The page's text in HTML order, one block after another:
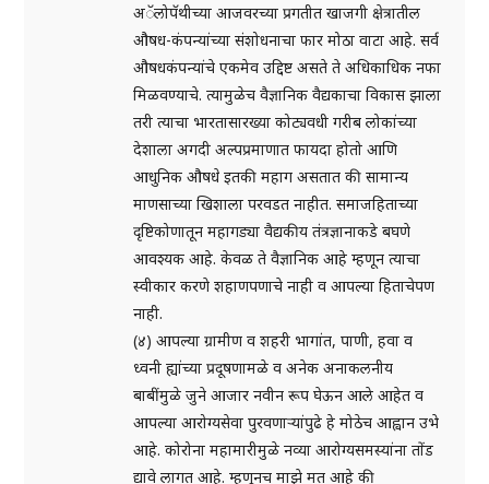
अॅलोपॅथीच्या आजवरच्या प्रगतीत खाजगी क्षेत्रातील
औषध-कंपन्यांच्या संशोधनाचा फार मोठा वाटा आहे. सर्व
औषधकंपन्यांचे एकमेव उद्दिष्ट असते ते अधिकाधिक नफा
मिळवण्याचे. त्यामुळेच वैज्ञानिक वैद्यकाचा विकास झाला
तरी त्याचा भारतासारख्या कोट्यवधी गरीब लोकांच्या
देशाला अगदी अल्पप्रमाणात फायदा होतो आणि
आधुनिक औषधे इतकी महाग असतात की सामान्य
माणसाच्या खिशाला परवडत नाहीत. समाजहिताच्या
दृष्टिकोणातून महागड्या वैद्यकीय तंत्रज्ञानाकडे बघणे
आवश्यक आहे. केवळ ते वैज्ञानिक आहे म्हणून त्याचा
स्वीकार करणे शहाणपणाचे नाही व आपल्या हिताचेपण
नाही.
(४) आपल्या ग्रामीण व शहरी भागांत, पाणी, हवा व
ध्वनी ह्यांच्या प्रदूषणामळे व अनेक अनाकलनीय
बाबींमुळे जुने आजार नवीन रूप घेऊन आले आहेत व
आपल्या आरोग्यसेवा पुरवणाऱ्यांपुढे हे मोठेच आह्वान उभे
आहे. कोरोना महामारीमुळे नव्या आरोग्यसमस्यांना तोंड
द्यावे लागत आहे. म्हणूनच माझे मत आहे की